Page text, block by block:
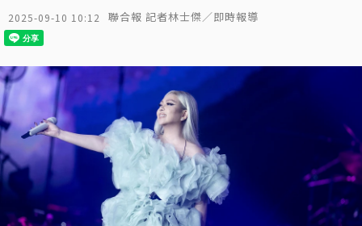
2025-09-10 10:12 聯合報 記者林士傑／即時報導